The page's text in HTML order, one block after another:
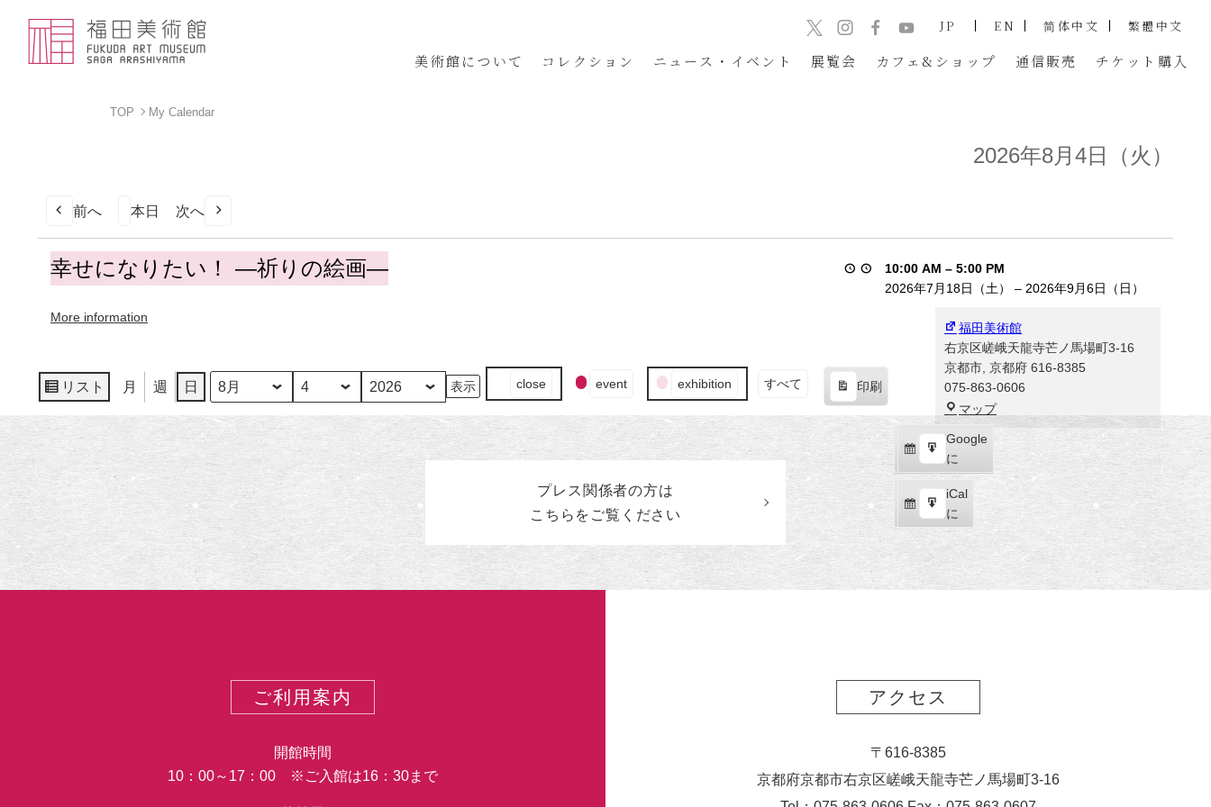
美術館について コレクション ニュース・イベント 展覧会 カフェ&ショップ 通信販売 チケット 購入
JP EN 简体中文 繁體中文
TOP My Calendar
2026年8月4日（火）
前へ 本日 次へ
幸
せ
な
い！
―
祈
の
絵
幸せになりたい！ ―祈りの絵画― 10:00 AM – 5:00 PM
2026年7月18日（土）
– 2026年9月6日（日）
福田美術館
右京区嵯峨天龍寺芒ノ馬場町3-16
京都市 京都府 616-8385
075-863-0606
マップ福
田
術
館
More information
リスト
表
示
月 週 日
月
日
年
ン
ト
ー
close event exhibition すべて 印刷
示
Google
で
購
読
iCal
で
購
Google
に
エ
ク
ス
ポ
ト
iCal
に
エ
ー
プレス関係者の方は
こちらをご覧ください
ご利用案内
開館時間
10：00～17：00 ※ご入館は16：30まで
アクセス
〒616-8385
京都府京都市右京区嵯峨天龍寺芒ノ馬場町3-16